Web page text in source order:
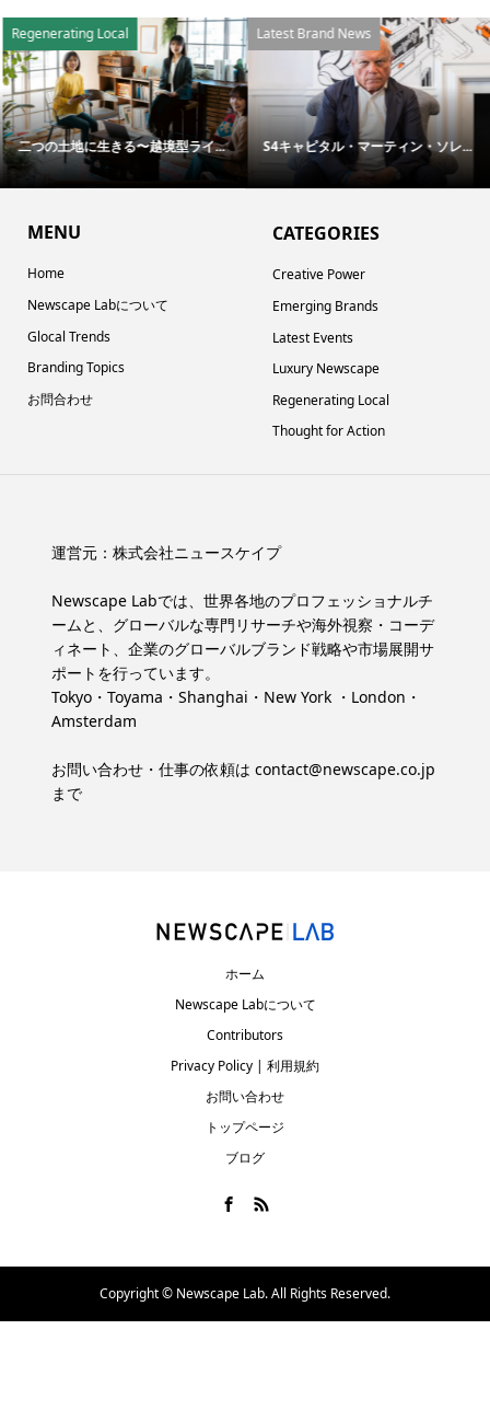
Regenerating Local
二つの土地に生きる〜越境型ライ...
Latest Brand News
S4キャピタル・マーティン・ソレ...
MENU
Home
Newscape Labについて
Glocal Trends
Branding Topics
お問合わせ
CATEGORIES
Creative Power
Emerging Brands
Latest Events
Luxury Newscape
Regenerating Local
Thought for Action
運営元： 株式会社ニュースケイプ
Newscape Labでは、世界各地のプロフェッショナルチ
ームと、グローバルな専門リサーチや海外視察・コーデ
ィネート、企業のグローバルブランド戦略や市場展開サ
ポートを行っています。
Tokyo・Toyama・Shanghai・New York ・London・
Amsterdam
お問い合わせ・仕事の依頼は contact@newscape.co.jp
まで
ホーム
Newscape Labについて
Contributors
Privacy Policy | 利用規約
お問い合わせ
トップページ
ブログ
Copyright © Newscape Lab. All Rights Reserved.